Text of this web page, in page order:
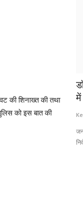
की शिनाख्त की तथा
को इस बात की
के साथ जदयू